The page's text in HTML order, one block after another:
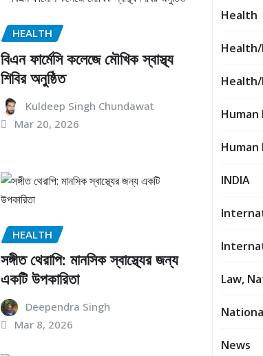
HEALTH
বিএন ফার্মেসি কলেজে মৌখিক স্বাস্থ্য
শিবির অনুষ্ঠিত
Kuldeep Singh Chundawat
Mar 20, 2026
HEALTH
সঙ্গীত থেরাপি: মানসিক স্বাস্থ্যের জন্য
একটি উপকারিতা
Deependra Singh
Mar 8, 2026
Health
INDIA
Law,
News